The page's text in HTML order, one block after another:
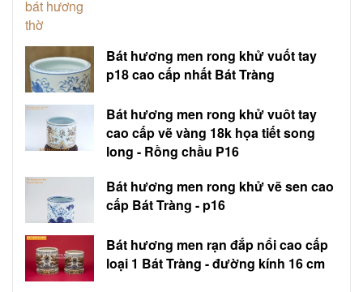
Bát hương men rong khử vuốt tay
p18 cao cấp nhất Bát Tràng
Bát hương men rong khử vuôt tay
cao cấp vẽ vàng 18k họa tiết song
long - Rồng chầu P16
Bát hương men rong khử vẽ sen cao
cấp Bát Tràng - p16
Bát hương men rạn đắp nổi cao cấp
loại 1 Bát Tràng - đường kính 16 cm